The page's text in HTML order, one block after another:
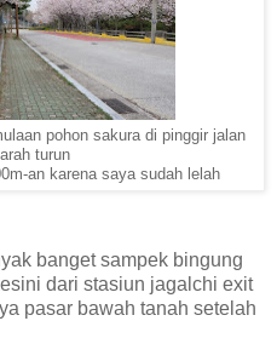
pohon sakura di pinggir jalan
turun
an karena saya sudah lelah
banget sampek bingung
dari stasiun jagalchi exit
pasar bawah tanah setelah